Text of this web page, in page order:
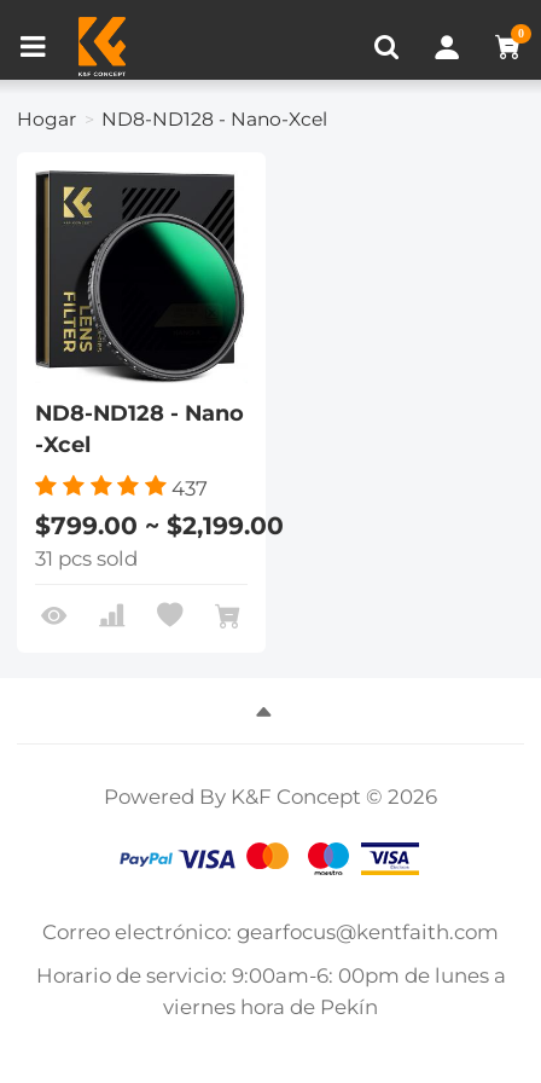
0
Hogar ND8-ND128 - Nano-Xcel
ND8-ND128 - Nano
-Xcel
437
$799.00 ~ $2,199.00
31 pcs sold
Powered By K&F Concept © 2026
Correo electrónico: gearfocus@kentfaith.com
Horario de servicio: 9:00am-6: 00pm de lunes a
viernes hora de Pekín